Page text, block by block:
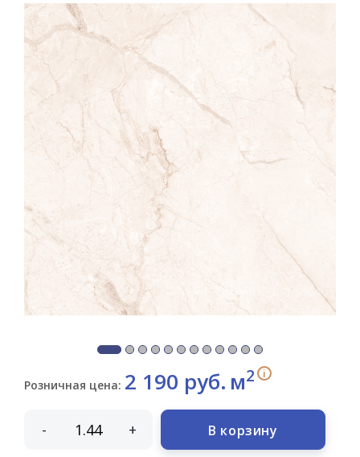
Розничная цена: 2 190 руб. м2 i
- + В корзину